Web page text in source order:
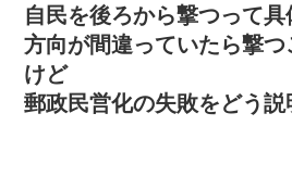
自民を後ろから撃つって具
方向が間違っていたら撃つ
けど
郵政民営化の失敗をどう説